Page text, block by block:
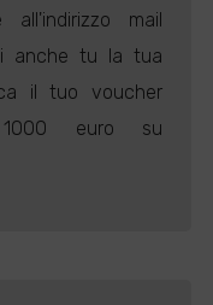
mail
anche tu la tua
il tuo voucher
euro su